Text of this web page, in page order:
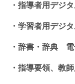
・指導者用デジ
・学習者用デジ
・辞書・辞典
・指導要領、教